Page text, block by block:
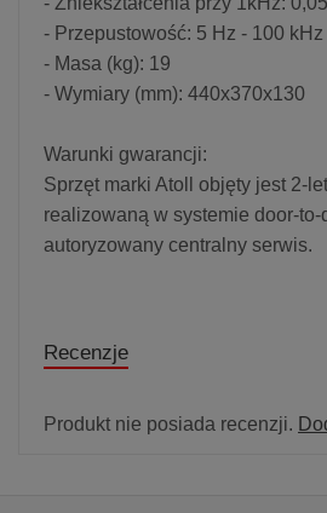
- Przepustowość: 5 Hz - 100 kHz
- Masa (kg): 19
- Wymiary (mm): 440x370x130
Warunki gwarancji:
Sprzęt marki Atoll objęty jest 2-
realizowaną w systemie door-to-
autoryzowany centralny serwis.
Recenzje
Produkt nie posiada recenzji.